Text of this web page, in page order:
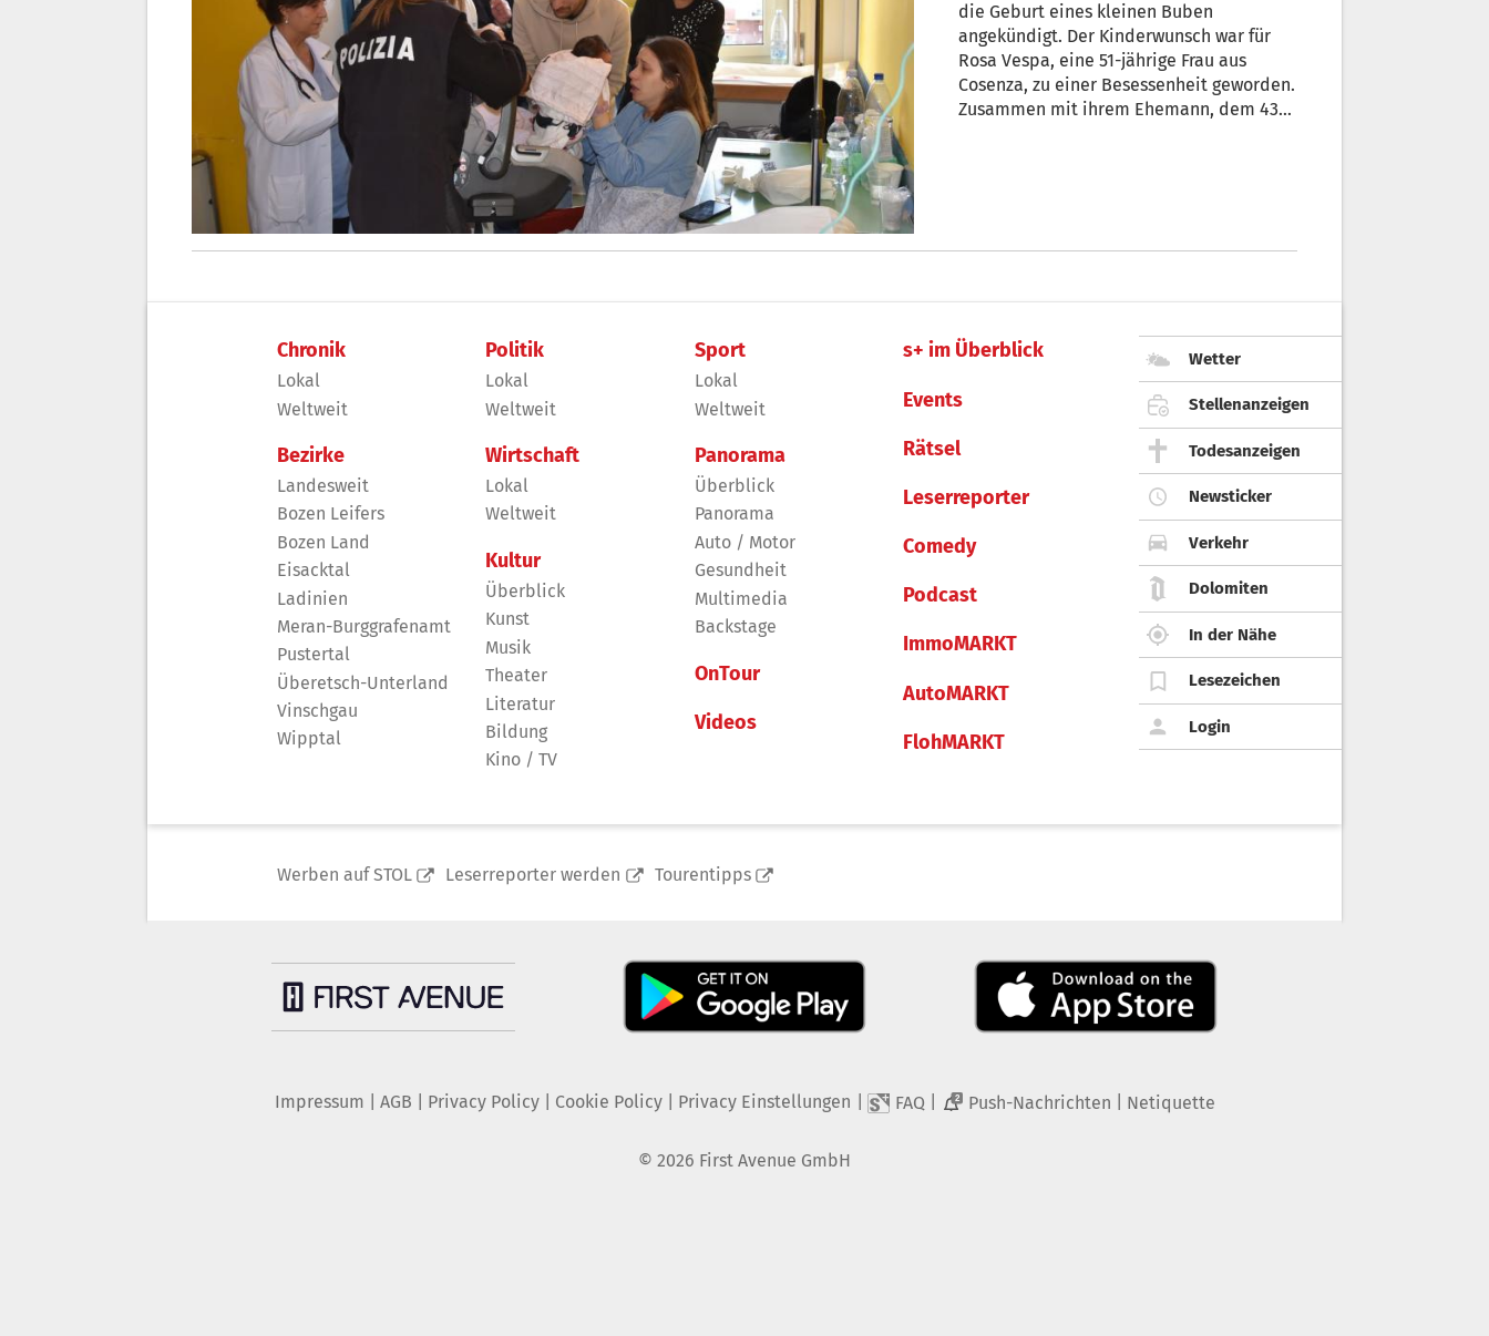
die Geburt eines kleinen Buben
angekündigt. Der Kinderwunsch war für
Rosa Vespa, eine 51-jährige Frau aus
Cosenza, zu einer Besessenheit geworden.
Zusammen mit ihrem Ehemann, dem 43-
Chronik
Lokal
Weltweit
Bezirke
Landesweit
Bozen Leifers
Bozen Land
Eisacktal
Ladinien
Meran-Burggrafenamt
Pustertal
Überetsch-Unterland
Vinschgau
Wipptal
Politik
Lokal
Weltweit
Wirtschaft
Lokal
Weltweit
Kultur
Überblick
Kunst
Musik
Theater
Literatur
Bildung
Kino / TV
Sport
Lokal
Weltweit
Panorama
Überblick
Panorama
Auto / Motor
Gesundheit
Multimedia
Backstage
OnTour
Videos
s+ im Überblick
Events
Rätsel
Leserreporter
Comedy
Podcast
ImmoMARKT
AutoMARKT
FlohMARKT
Wetter
Stellenanzeigen
Todesanzeigen
Newsticker
Verkehr
Dolomiten
In der Nähe
Lesezeichen
Login
Werben auf STOL Leserreporter werden Tourentipps
Impressum AGB Privacy Policy| Cookie Policy| Privacy Einstellungen FAQ 2 Push-Nachrichten Netiquette
© 2026 First Avenue GmbH